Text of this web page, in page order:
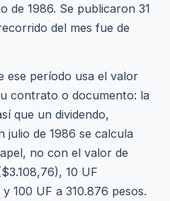
de 1986. Se publicaron 31
del mes fue de
ese período usa el valor
contrato o documento: la
que un dividendo,
julio de 1986 se calcula
no con el valor de
10 UF
100 UF a 310.876 pesos.